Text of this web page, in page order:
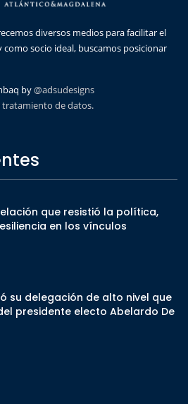
diversos medios para facilitar el
como socio ideal, buscamos posicionar
by@adsudesigns
tratamiento de datos.
que resistió la política,
en los vínculos
su delegación de alto nivel que
presidente electo Abelardo De